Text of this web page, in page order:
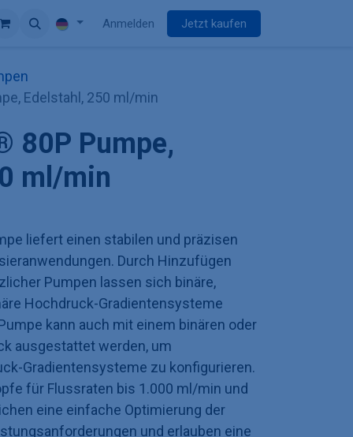
Anmelden Jetzt kaufen
Edelstahl, 250 ml/min
80P Pumpe,
ml/min
liefert einen stabilen und präzisen
Durch Hinzufügen
Pumpen lassen sich binäre,
Hochdruck-Gradientensysteme
kann auch mit einem binären oder
ausgestattet werden, um
Gradientensysteme zu konfigurieren.
für Flussraten bis 1.000 ml/min und
eine einfache Optimierung der
und erlauben eine